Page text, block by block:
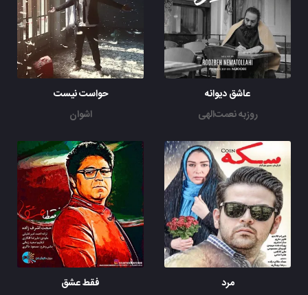
عاشق دیوانه
روزبه نعمت‌الهی
حواست نیست
اشوان
مرد
فقط عشق